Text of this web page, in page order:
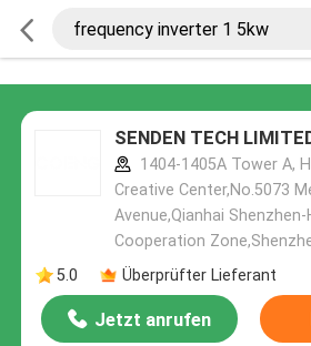
SENDEN TECH
1404-1405A Tower A,
Creative Center,No.5073
Avenue,Qianhai
Cooperation
5.0
Überprüfter Lieferant
Jetzt anrufen